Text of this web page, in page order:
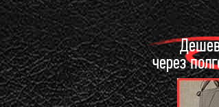
через